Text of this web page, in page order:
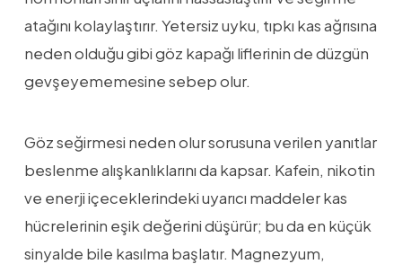
atağını kolaylaştırır. Yetersiz uyku, tıpkı kas ağrısına
neden olduğu gibi göz kapağı liflerinin de düzgün
gevşeyememesine sebep olur.
Göz seğirmesi neden olur sorusuna verilen yanıtlar
beslenme alışkanlıklarını da kapsar. Kafein, nikotin
ve enerji içeceklerindeki uyarıcı maddeler kas
hücrelerinin eşik değerini düşürür; bu da en küçük
sinyalde bile kasılma başlatır. Magnezyum,